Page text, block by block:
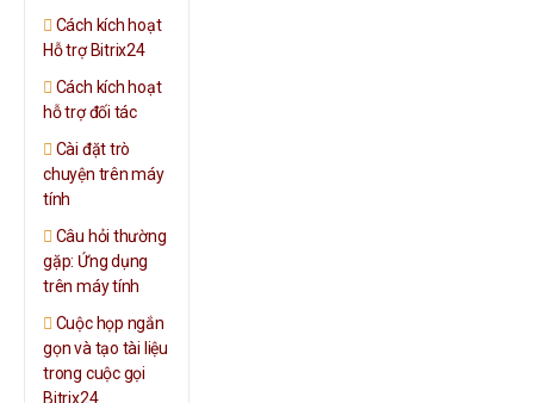
Cách kích hoạt
Hỗ trợ Bitrix24
Cách kích hoạt
hỗ trợ đối tác
Cài đặt trò
chuyện trên máy
tính
Câu hỏi thường
gặp: Ứng dụng
trên máy tính
Cuộc họp ngắn
gọn và tạo tài liệu
trong cuộc gọi
Bitrix24